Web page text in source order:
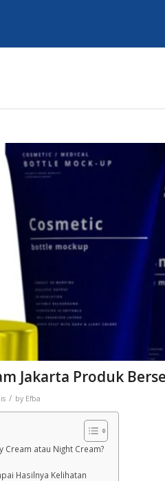
Jakarta Produk
/ by Efba
Cream atau Night Cream?
Hasilnya Kelihatan